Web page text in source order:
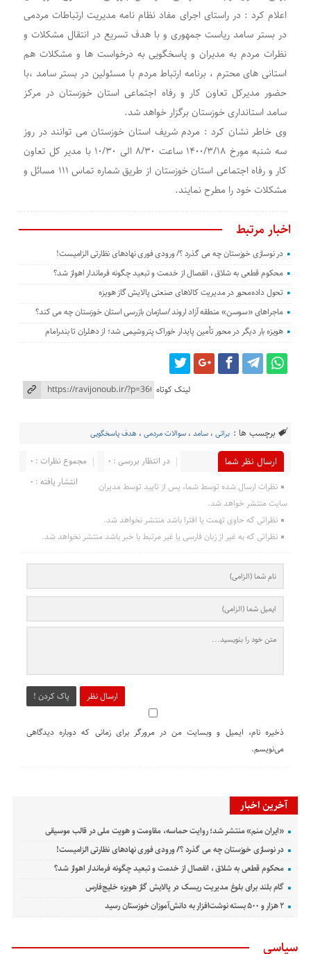
اعلام کرد : در راستای اجرای مفاد نظام نامه مدیریت ارتباطات مردمی
در بستر سامد ریاست جمهوری و با هدف تسریع در انتقال مشکلات و
نظرات مردم به مدیران و پاسخگویی به درخواست ها و مشکلات هم
استانی های محترم ، برنامه ارتباط مردم با مسئولین در بستر سامد ،با
حضور مدیرکل تعاون کار و رفاه اجتماعی استان خوزستان در مرکز
سامد استانداری خوزستان برگزار خواهد شد.
وی خاطر نشان کرد : مردم شریف استان خوزستان می توانند در روز
سه شنبه مورخ ۱۴۰۰/۳/۱۸ ساعت ۸/۳۰ الی ۱۰/۳۰ با مدیر کل تعاون
کار و رفاه اجتماعی استان خوزستان از طریق شماره تماس ۱۱۱ مسائل و
مشکلات خود را مطرح نمایند.
اخبار مرتبط
در نوسازی خوزستان چه می گذرد ؟/ ورودی فوری نهادهای نظارتی الزامیست!
محکوم قطعی به شلاق ، انفصال از خدمت و تبعید چگونه فرماندار اهواز شد؟
تحول داده‌محور در مدیریت کالاهای صنعتی پالایش گاز هویزه
ماجراهای «سوسن» منطقه آزاد اروند /سازمان بازرسی استان خوزستان چه می کند؟
هویزه بار دیگر در محور تأمین پایدار خوراک پتروشیمی شد؛ از دهلران تا بندرامام
لینک کوتاه
برچسب ها : براتی ،سامد ،سوالات مردمی ، هدف پاسخگویی
ارسال نظر شما مجموع نظرات : 0
در انتظار بررسی : 0
انتشار یافته : 0
نظرات ارسال شده توسط شما، پس از تایید توسط مدیران
سایت منتشر خواهد شد.
نظراتی که حاوی تهمت یا افترا باشد منتشر نخواهد شد.
نظراتی که به غیر از زبان فارسی یا غیر مرتبط با خبر باشد منتشر نخواهد شد.
ارسال نظر پاک کردن !
ذخیره نام، ایمیل و وبسایت من در مرورگر برای زمانی که دوباره دیدگاهی
می‌نویسم.
آخرین اخبار
«ایران منم» منتشر شد؛ روایت حماسه، مقاومت و هویت ملی در قالب موسیقی
در نوسازی خوزستان چه می گذرد ؟/ ورودی فوری نهادهای نظارتی الزامیست!
محکوم قطعی به شلاق ، انفصال از خدمت و تبعید چگونه فرماندار اهواز شد؟
گام بلند برای بلوغ مدیریت ریسک در پالایش گاز هویزه خلیج‌فارس
۲ هزار و ۵۰۰ بسته نوشت‌افزار به دانش‌آموزان خوزستان رسید
سیاسی